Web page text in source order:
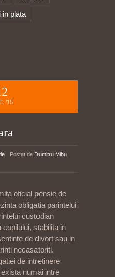
in plata
'15
Postat de Dumitru Mihu
oficial pensie de
obligatia parintelui
custodian
copilului, stabilita in
de divort sau in
necasatoriti.
de intretinere
numai intre